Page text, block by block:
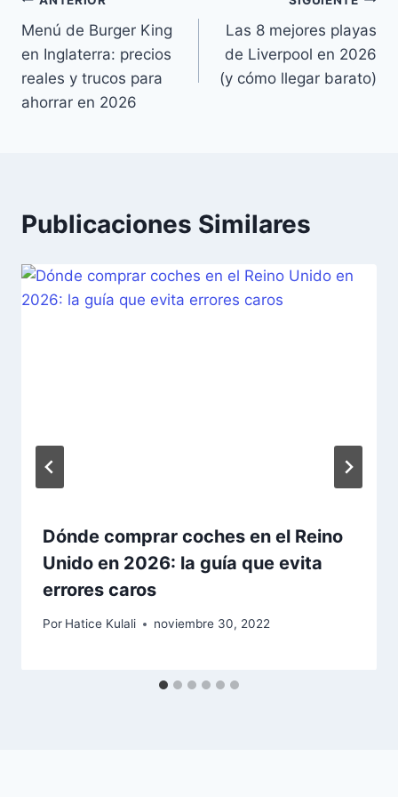
de
entradas
Menú de Burger King
en Inglaterra: precios
reales y trucos para
ahorrar en 2026
Las 8 mejores playas
de Liverpool en 2026
(y cómo llegar barato)
Publicaciones Similares
Dónde comprar coches en el Reino
Unido en 2026: la guía que evita
errores caros
Por Hatice Kulali noviembre 30, 2022